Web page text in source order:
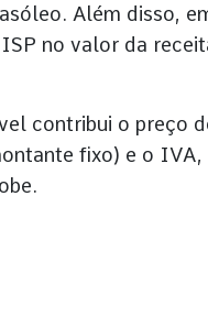
Além disso,
no valor da
contribui o preço
fixo) e o IVA,